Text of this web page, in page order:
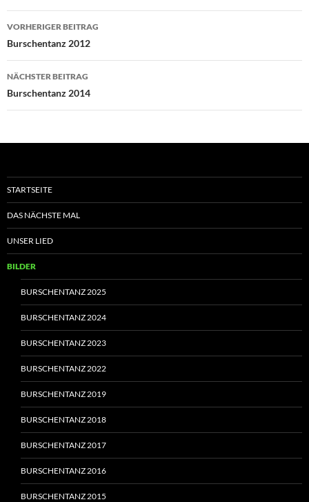
Beitragsnavigation
VORHERIGER BEITRAG
Burschentanz 2012
NÄCHSTER BEITRAG
Burschentanz 2014
STARTSEITE
DAS NÄCHSTE MAL
UNSER LIED
BILDER
BURSCHENTANZ 2025
BURSCHENTANZ 2024
BURSCHENTANZ 2023
BURSCHENTANZ 2022
BURSCHENTANZ 2019
BURSCHENTANZ 2018
BURSCHENTANZ 2017
BURSCHENTANZ 2016
BURSCHENTANZ 2015